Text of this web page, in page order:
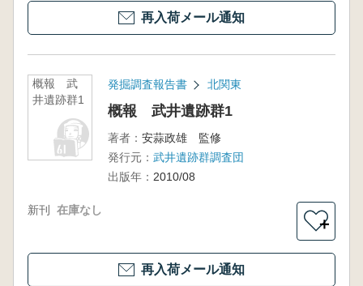
再入荷メール通知
概報 武
井遺跡群1
発掘調査報告書 北関東
概報 武井遺跡群1
著者： 安蒜政雄 監修
発行元： 武井遺跡群調査団
出版年： 2010/08
新刊 在庫なし
＋
再入荷メール通知